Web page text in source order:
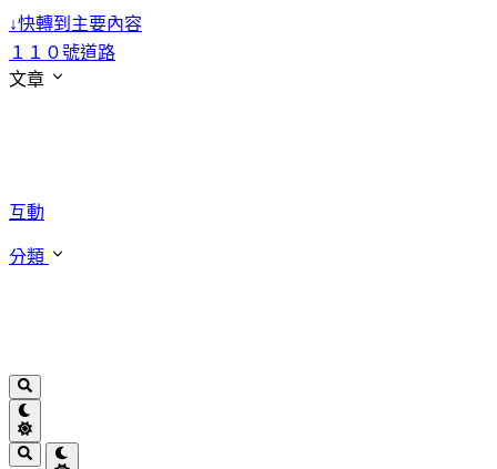
↓快轉到主要內容
１１０號道路
文章
互動
分類